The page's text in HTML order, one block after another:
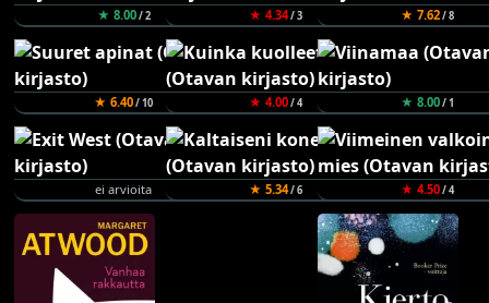
★ 8.00/ 2 ★ 4.34/ 3 ★ 7.62/ 8
★ 6.40/ 10 ★ 4.00/ 4 ★ 8.00/ 1
ei arvioita ★ 5.34/ 6 ★ 4.50/ 4